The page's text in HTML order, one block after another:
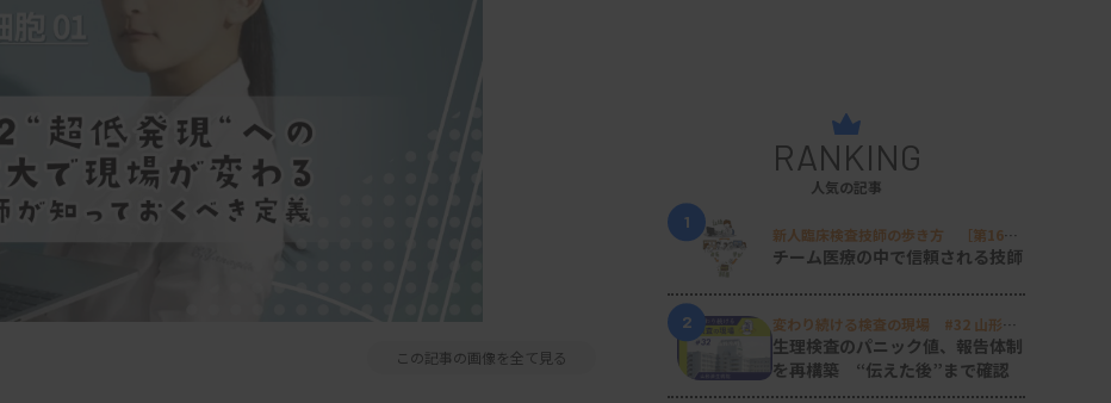
この記事の画像を全て見る
RANKING
人気の記事
1
新人臨床検査技師の歩き方 ［第16
回］
チーム医療の中で信頼される技師
2
変わり続ける検査の現場 #32 山形済
生病院
生理検査のパニック値、報告体制
を再構築 “伝えた後”まで確認